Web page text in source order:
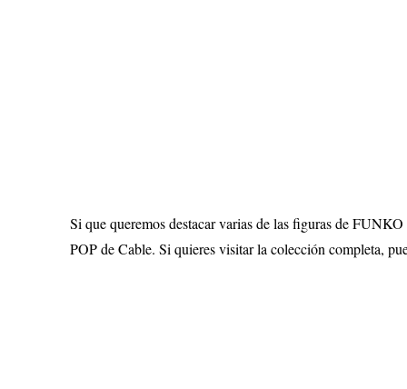
Si que queremos destacar varias de las figuras de
POP de Cable. Si quieres visitar la colección completa,